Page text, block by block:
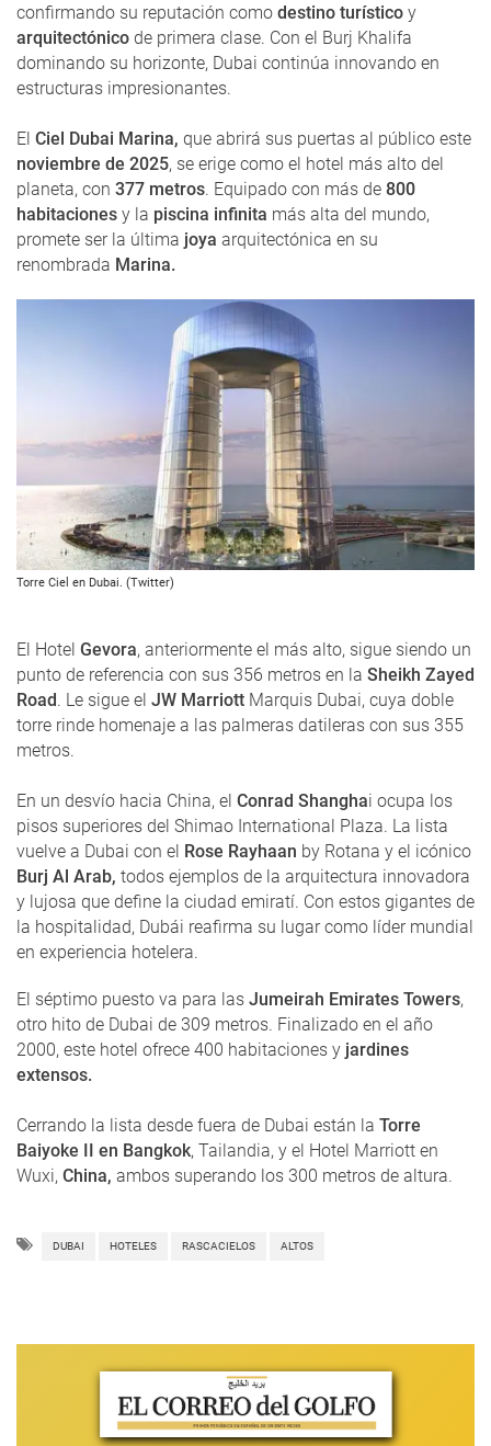
confirmando su reputación como destino turístico y
arquitectónico de primera clase. Con el Burj Khalifa
dominando su horizonte, Dubai continúa innovando en
estructuras impresionantes.
El Ciel Dubai Marina, que abrirá sus puertas al público este
noviembre de 2025, se erige como el hotel más alto del
planeta, con 377 metros. Equipado con más de 800
habitaciones y la piscina infinita más alta del mundo,
promete ser la última joya arquitectónica en su
renombrada Marina.
Torre Ciel en Dubai. (Twitter)
El Hotel Gevora, anteriormente el más alto, sigue siendo un
punto de referencia con sus 356 metros en la Sheikh Zayed
Road. Le sigue el JW Marriott Marquis Dubai, cuya doble
torre rinde homenaje a las palmeras datileras con sus 355
metros.
En un desvío hacia China, el Conrad Shanghai ocupa los
pisos superiores del Shimao International Plaza. La lista
vuelve a Dubai con el Rose Rayhaan by Rotana y el icónico
Burj Al Arab, todos ejemplos de la arquitectura innovadora
y lujosa que define la ciudad emiratí. Con estos gigantes de
la hospitalidad, Dubái reafirma su lugar como líder mundial
en experiencia hotelera.
El séptimo puesto va para las Jumeirah Emirates Towers,
otro hito de Dubai de 309 metros. Finalizado en el año
2000, este hotel ofrece 400 habitaciones y jardines
extensos.
Cerrando la lista desde fuera de Dubai están la Torre
Baiyoke II en Bangkok, Tailandia, y el Hotel Marriott en
Wuxi, China, ambos superando los 300 metros de altura.
DUBAI HOTELES RASCACIELOS ALTOS